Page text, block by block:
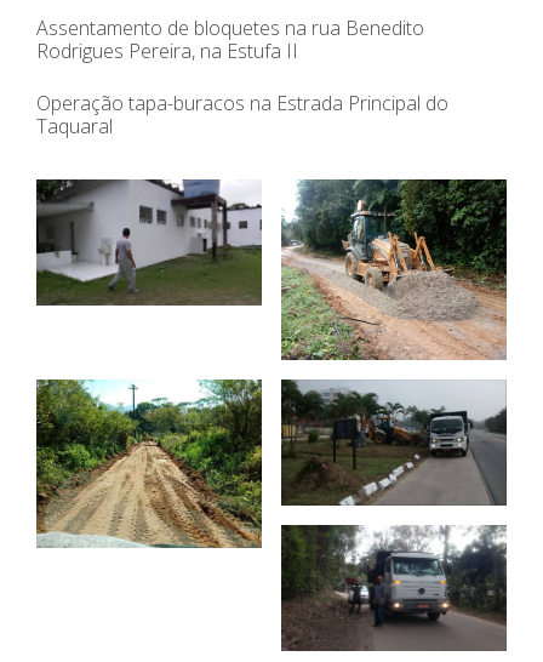
Assentamento de bloquetes na rua Benedito
Rodrigues Pereira, na Estufa II
Operação tapa-buracos na Estrada Principal do
Taquaral